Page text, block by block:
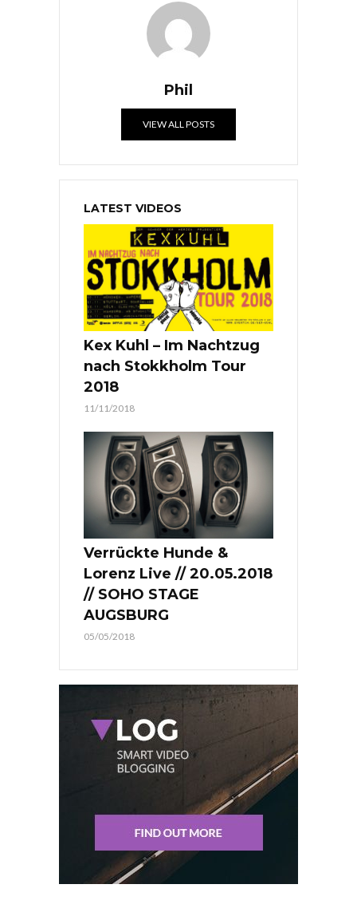
Phil
VIEW ALL POSTS
LATEST VIDEOS
Kex Kuhl – Im Nachtzug
nach Stokkholm Tour
2018
11/11/2018
Verrückte Hunde &
Lorenz Live // 20.05.2018
// SOHO STAGE
AUGSBURG
05/05/2018